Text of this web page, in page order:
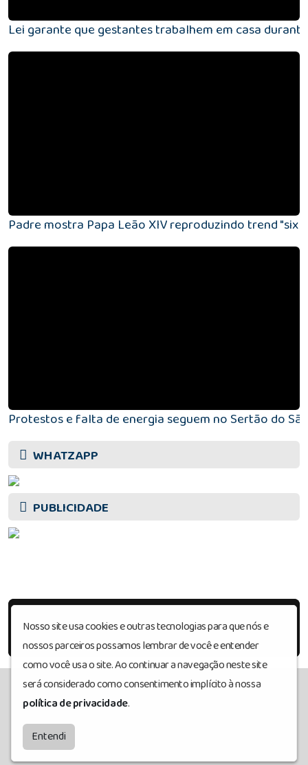
Lei garante que gestantes trabalhem em casa
Padre mostra Papa Leão XIV reproduzindo trend "six
Protestos e falta de energia seguem no Sertão do
WHATZAPP
PUBLICIDADE
Nosso site usa cookies e outras tecnologias para que nós e
nossos parceiros possamos lembrar de você e entender
como você usa o site. Ao continuar a navegação neste site
será considerado como consentimento implícito à nossa
política de privacidade.
Entendi
Radiosanharofm© Todos os direitos reservados.